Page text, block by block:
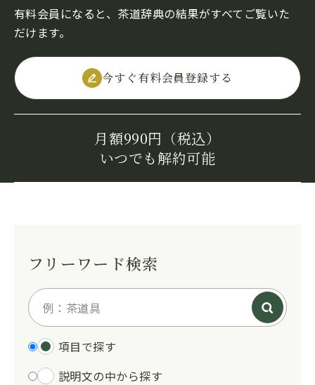
有料会員になると、茶道辞典の結果がすべてご覧いた
だけます。
今すぐ有料会員登録する
月額990円（税込）
いつでも解約可能
フリーワード検索
項目で探す
説明文の中から探す